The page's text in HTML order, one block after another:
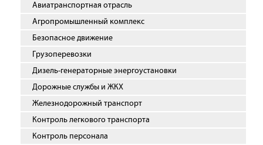
Авиатранспортная отрасль
Агропромышленный комплекс
Безопасное движение
Грузоперевозки
Дизель-генераторные энергоустановки
Дорожные службы и ЖКХ
Железнодорожный транспорт
Контроль легкового транспорта
Контроль персонала